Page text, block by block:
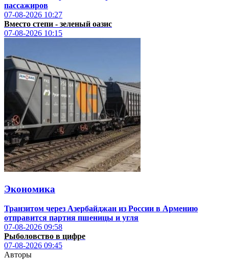
пассажиров
07-08-2026 10:27
Вместо степи - зеленый оазис
07-08-2026 10:15
Экономика
Транзитом через Азербайджан из России в Армению
отправится партия пшеницы и угля
07-08-2026 09:58
Рыболовство в цифре
07-08-2026 09:45
Авторы